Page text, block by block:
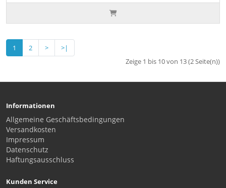
1 2 >
>|
Zeige 1 bis 10 von 13 (2 Seite(n))
Informationen
Allgemeine Geschäftsbedingungen
Versandkosten
Impressum
Datenschutz
Haftungsausschluss
Kunden Service